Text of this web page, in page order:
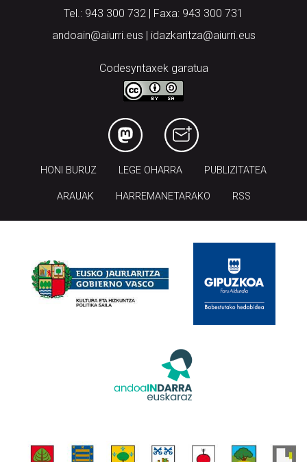
Codesyntaxek garatua
LEGE OHARRA
ARAUAK HARREMANETARAKO RSS